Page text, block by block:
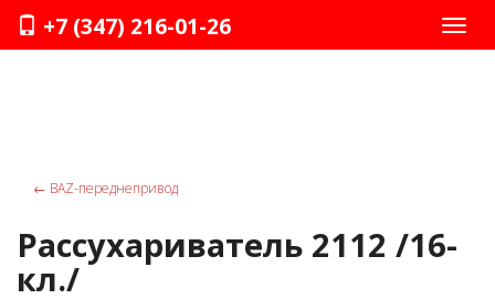
+7 (347) 216-01-26
← ВАZ-переднепривод
Рассухариватель 2112 /16-
кл./